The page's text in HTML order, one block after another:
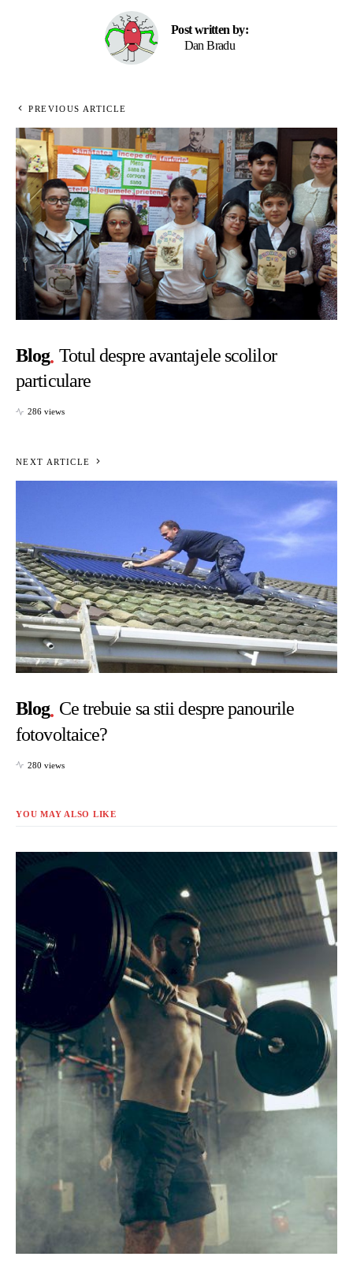
Post written by:
Dan Bradu
PREVIOUS ARTICLE
Blog Totul despre avantajele scolilor
particulare
286 views
NEXT ARTICLE
Blog Ce trebuie sa stii despre panourile
fotovoltaice?
280 views
YOU MAY ALSO LIKE